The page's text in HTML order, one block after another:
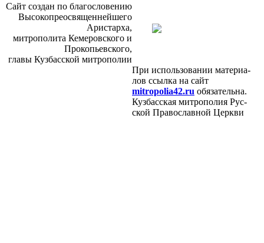
Сайт со­здан по бла­го­сло­ве­нию
Вы­со­ко­прео­свя­щен­ней­ше­го
Ари­стар­ха,
мит­ро­по­ли­та Ке­ме­ров­ско­го и
Про­ко­пьев­ско­го,
гла­вы Куз­бас­ской мит­ро­по­лии
При ис­поль­зо­ва­нии ма­те­ри­а­
лов ссыл­ка на сайт
mitropolia42.ru обя­за­тель­на.
Куз­бас­ская мит­ро­по­лия Рус­
ской Пра­во­слав­ной Церк­ви